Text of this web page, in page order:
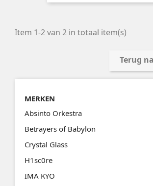
Item 1-2 van 2 in totaal item(s)
Terug
MERKEN
Absinto Orkestra
Betrayers of Babylon
Crystal Glass
H1sc0re
IMA KYO